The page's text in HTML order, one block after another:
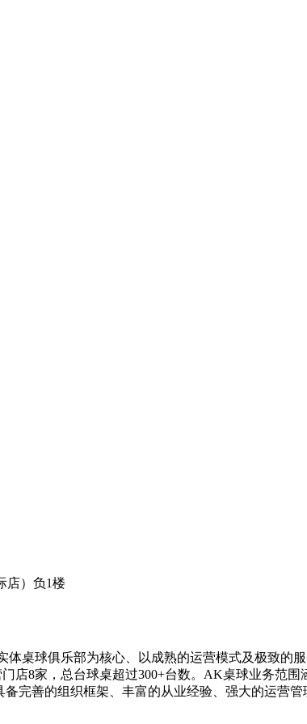
店）负1楼
桌球俱乐部为核心、以成熟的运营模式及极致的
店8家，总台球桌超过300+台数。AK桌球业务范
完善的组织框架、丰富的从业经验、强大的运营